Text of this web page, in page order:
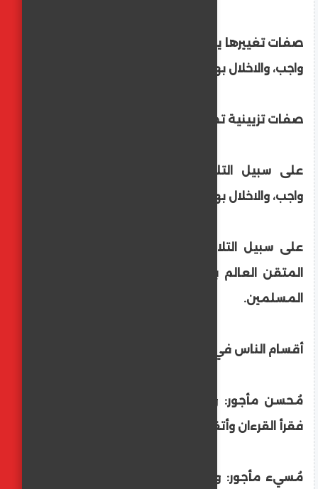
صفات تغييرها يخرج الحرف عن حيزه: الالتزام بها
واجب، والاخلال بها حرام.
صفات تزيينية تحسينية:
على سبيل التلقي والمشافهة: الالتزام بها
واجب، والاخلال بها حرام.
على سبيل التلاوة المعتادة: معيب في حق
المتقن العالم بالأحكام، ولا شيء على عامة
المسلمين.
أقسام الناس في قراءتهم للقرءان:
مُحسن مأجور: وهو الذي تعلم علم التجويد
فقرأ القرءان وأتقنه.
مُسيء مأجور: وهو من عنده عوج لا يتمكن